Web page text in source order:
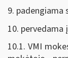
9. padengiama
10.
10.1. VMI